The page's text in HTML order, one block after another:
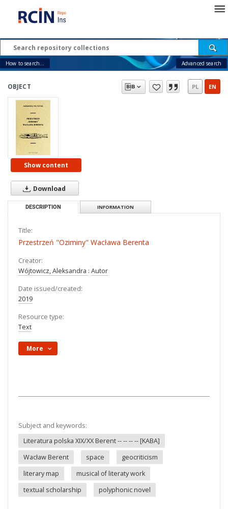
How to search... Advanced search
OBJECT PL EN
Show content
Download
DESCRIPTION INFORMATION
Title:
Przestrzeń "Oziminy" Wacława Berenta
Creator:
Wójtowicz, Aleksandra : Autor
Date issued/created:
2019
Resource type:
Text
More
Subject and keywords:
Literatura polska XIX/XX Berent -- -- -- -- [KABA]
Wacław Berent
space
geocriticism
literary map
musical of literaty work
textual scholarship
polyphonic novel